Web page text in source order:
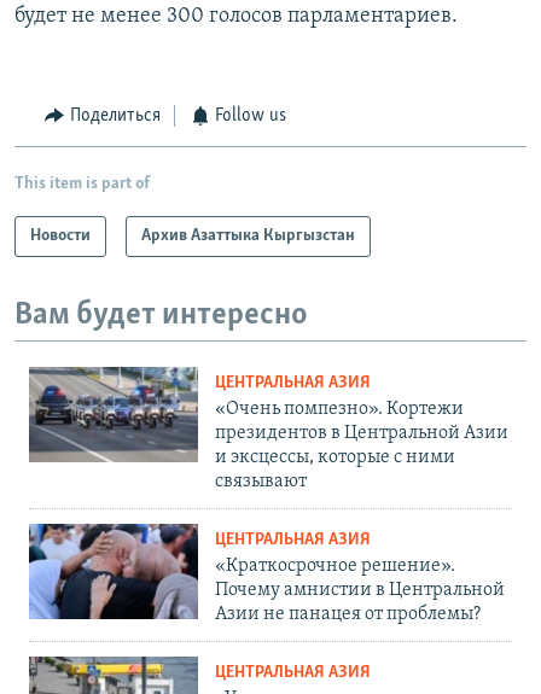
будет не менее 300 голосов парламентариев.
Поделиться Follow us
This item is part of
Новости Архив Азаттыка Кыргызстан
Вам будет интересно
ЦЕНТРАЛЬНАЯ АЗИЯ
«Очень помпезно». Кортежи
президентов в Центральной Азии
и эксцессы, которые с ними
связывают
ЦЕНТРАЛЬНАЯ АЗИЯ
«Краткосрочное решение».
Почему амнистии в Центральной
Азии не панацея от проблемы?
ЦЕНТРАЛЬНАЯ АЗИЯ